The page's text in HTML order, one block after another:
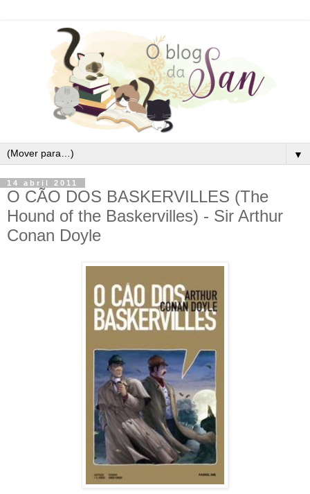
▼
14 abril 2011
O CÃO DOS BASKERVILLES (The
Hound of the Baskervilles) - Sir Arthur
Conan Doyle